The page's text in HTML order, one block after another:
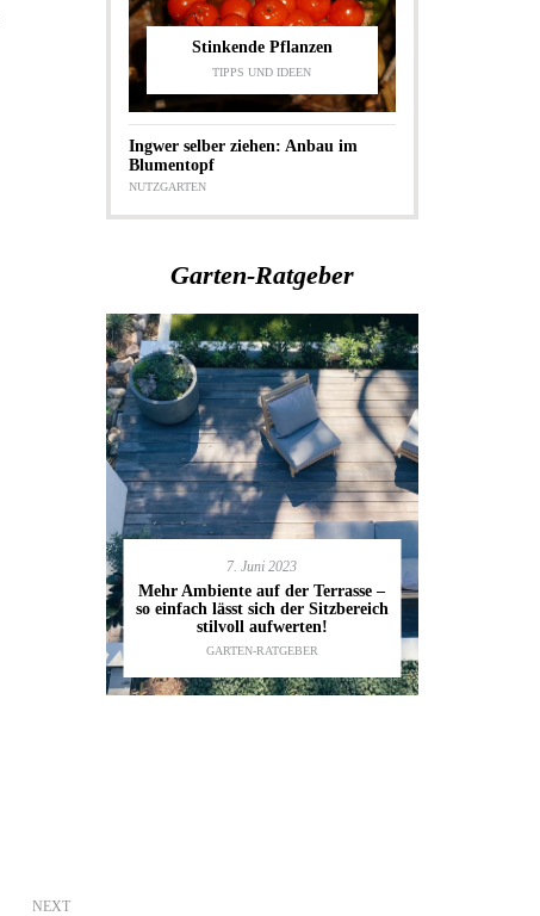
NEXT
Stinkende Pflanzen
TIPPS UND IDEEN
Ingwer selber ziehen: Anbau im
Blumentopf
NUTZGARTEN
Garten-Ratgeber
7. Juni 2023
Mehr Ambiente auf der Terrasse –
so einfach lässt sich der Sitzbereich
stilvoll aufwerten!
GARTEN-RATGEBER